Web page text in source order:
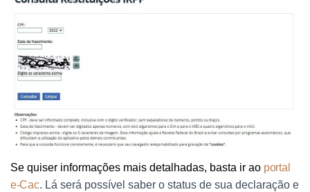
Se quiser informações mais detalhadas, basta ir ao portal
e-Cac. Lá será possível saber o status de sua declaração e